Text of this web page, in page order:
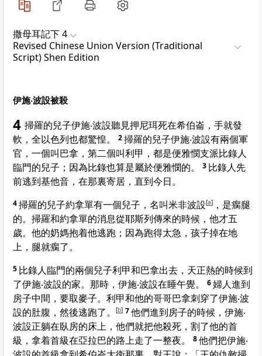
撒母耳記下 4
Revised Chinese Union Version (Traditional
Script) Shen Edition
伊施‧波設被殺
4 掃羅的兒子伊施‧波設聽見押尼珥死在希伯崙 ，手就發
軟，全以色列也都驚惶。 2掃羅的兒子伊施‧波設有兩個軍
官，一個叫巴拿 ，第二個叫利甲 ，都是便雅憫支派比錄人
臨門的兒子；因為比錄也算是屬於便雅憫的。 3 比錄人先
前逃到基他音 ，在那裏寄居，直到今日。
4掃羅的兒子約拿單有一個兒子，名叫米非波設[a] ，是瘸腿
的。 掃羅和約拿單的消息從耶斯列傳來的時候，他才五
歲。他的奶媽抱着他逃跑；因為跑得太急，孩子掉在地
上，腿就瘸了。
5 比錄人臨門的兩個兒子利甲和巴拿出去，天正熱的時候到
了伊施‧波設的家。那時， 伊施‧波設在睡午覺。 6婦人進到
房子中間，要取麥子。 利甲和他的哥哥巴拿刺穿了伊施‧波
設的肚腹，然後逃跑了。 [b] 7他們進到房子的時候， 伊施‧
波設正躺在臥房的床上，他們就把他殺死，割了他的首
級，拿着首級在亞拉巴的路上走了一整夜。 8他們把伊施‧